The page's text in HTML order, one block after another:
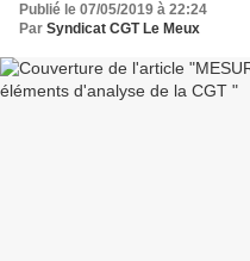
Publié le 07/05/2019 à 22:24
Par Syndicat CGT Le Meux